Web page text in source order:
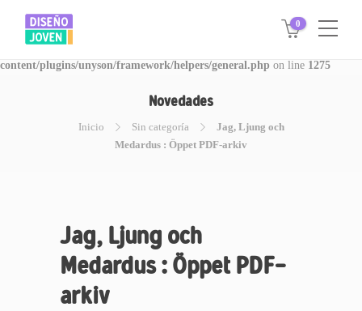
Warning: Invalid argument supplied for foreach() in
/www/disegnojoven.com.ar/htdocs/wp-
content/plugins/unyson/framework/helpers/general.php on line 1275
0
Novedades
Inicio Sin categoría
Jag, Ljung och
Medardus : Öppet PDF-arkiv
Jag, Ljung och
Medardus : Öppet PDF-
arkiv